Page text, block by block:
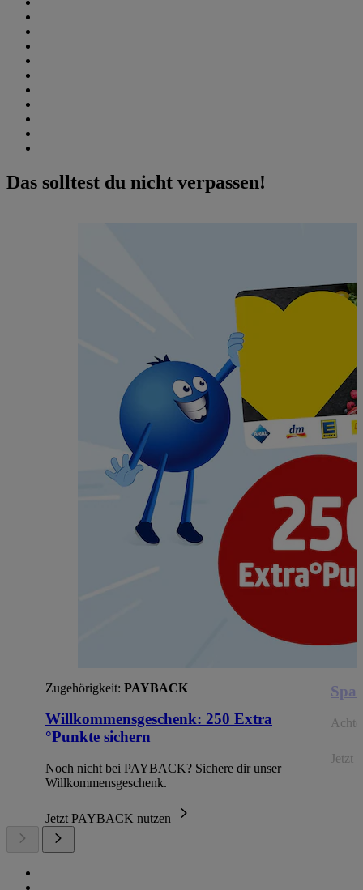
Das solltest du nicht verpassen!
Zugehörigkeit: PAYBACK
Willkommensgeschenk: 250 Extra
°Punkte sichern
Noch nicht bei PAYBACK? Sichere dir unser
Willkommensgeschenk.
Jetzt PAYBACK nutzen
Jetzt